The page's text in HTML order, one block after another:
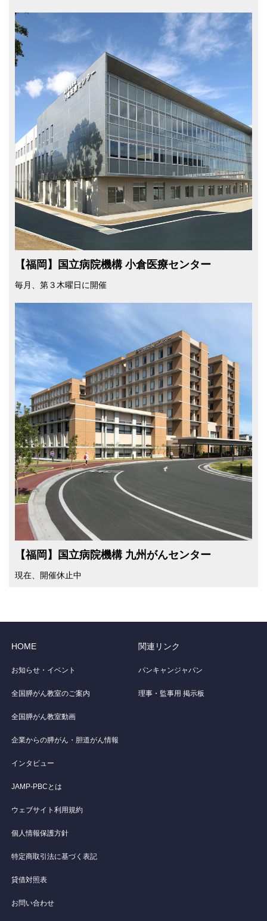
【福岡】国立病院機構 小倉医療センター
毎⽉、第３⽊曜⽇に開催
【福岡】国⽴病院機構 九州がんセンター
現在、開催休⽌中
HOME
お知らせ・イベント
全国膵がん教室のご案内
全国膵がん教室動画
企業からの膵がん・胆道がん情報
インタビュー
JAMP-PBCとは
ウェブサイト利用規約
個人情報保護方針
特定商取引法に基づく表記
貸借対照表
お問い合わせ
関連リンク
パンキャンジャパン
理事・監事用 掲示板